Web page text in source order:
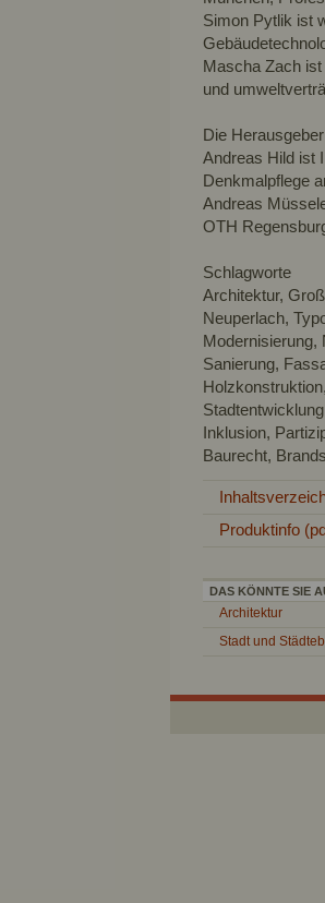
Simon Pytlik ist
Mascha Zach
und
Die Herausgeber
Andreas Hild ist
Denkmalpflege
Andreas
OTH
Schlagworte
Architektur,
Neuperlach,
Modernisierung,
Sanierung,
Inklusion,
Baurecht,
Produktinfo
DAS KÖNNTE SIE
Architektur
Stadt und